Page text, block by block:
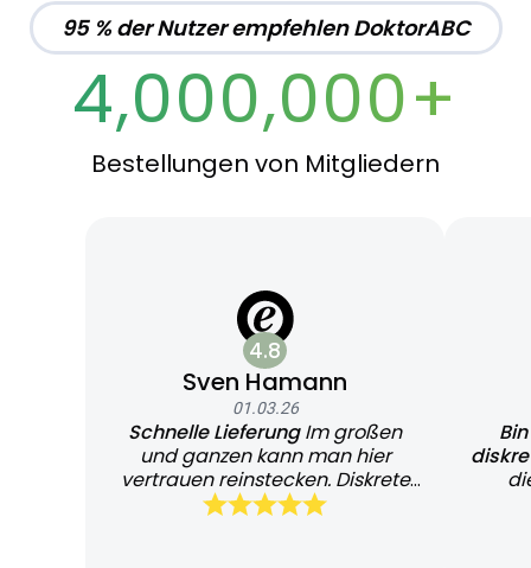
95 % der Nutzer empfehlen DoktorABC
4,000,000+
Bestellungen von Mitgliedern
4.8
Sven Hamann
01.03.26
Schnelle LieferungIm großen
und ganzen kann man hier
vertrauen reinstecken. Diskrete
und schnelle Lieferung